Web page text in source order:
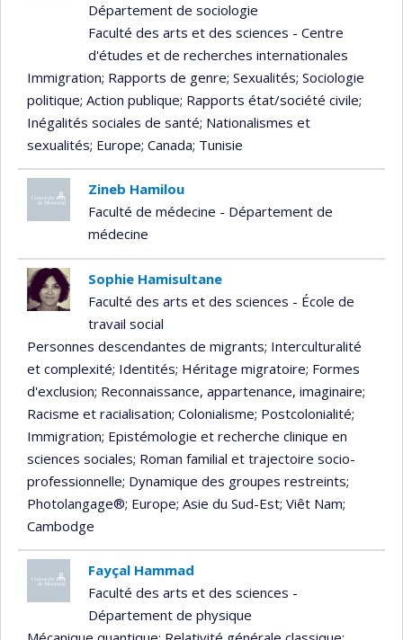
Département de sociologie
Faculté des arts et des sciences - Centre
d'études et de recherches internationales
Immigration; Rapports de genre; Sexualités; Sociologie
politique; Action publique; Rapports état/société civile;
Inégalités sociales de santé; Nationalismes et
sexualités; Europe; Canada; Tunisie
Zineb Hamilou
Faculté de médecine - Département de
médecine
Sophie Hamisultane
Faculté des arts et des sciences - École de
travail social
Personnes descendantes de migrants; Interculturalité
et complexité; Identités; Héritage migratoire; Formes
d'exclusion; Reconnaissance, appartenance, imaginaire;
Racisme et racialisation; Colonialisme; Postcolonialité;
Immigration; Epistémologie et recherche clinique en
sciences sociales; Roman familial et trajectoire socio-
professionnelle; Dynamique des groupes restreints;
Photolangage®; Europe; Asie du Sud-Est; Viêt Nam;
Cambodge
Fayçal Hammad
Faculté des arts et des sciences -
Département de physique